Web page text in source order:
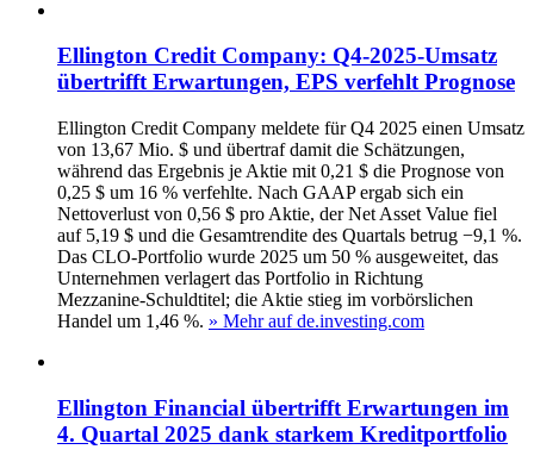
Ellington Credit Company: Q4‑2025‑Umsatz
übertrifft Erwartungen, EPS verfehlt Prognose
Ellington Credit Company meldete für Q4 2025 einen Umsatz
von 13,67 Mio. $ und übertraf damit die Schätzungen,
während das Ergebnis je Aktie mit 0,21 $ die Prognose von
0,25 $ um 16 % verfehlte. Nach GAAP ergab sich ein
Nettoverlust von 0,56 $ pro Aktie, der Net Asset Value fiel
auf 5,19 $ und die Gesamtrendite des Quartals betrug −9,1 %.
Das CLO‑Portfolio wurde 2025 um 50 % ausgeweitet, das
Unternehmen verlagert das Portfolio in Richtung
Mezzanine‑Schuldtitel; die Aktie stieg im vorbörslichen
Handel um 1,46 %. » Mehr auf de.investing.com
Ellington Financial übertrifft Erwartungen im
4. Quartal 2025 dank starkem Kreditportfolio